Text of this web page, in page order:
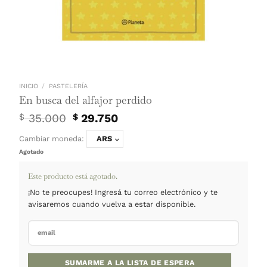
INICIO / PASTELERÍA
En busca del alfajor perdido
original
era:
actual
es:
Agotado